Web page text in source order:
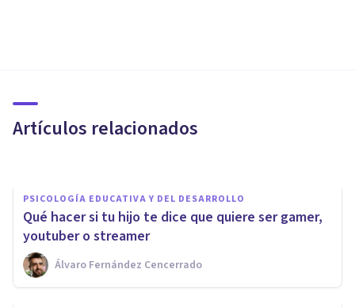
Artículos relacionados
crianza de los hijos
PSICOLOGÍA EDUCATIVA Y DEL DESARROLLO
Qué hacer si tu hijo te dice que quiere ser gamer,
youtuber o streamer
Álvaro Fernández Cencerrado